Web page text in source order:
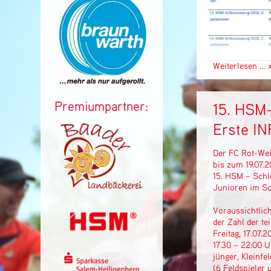
Der FC Rot-
bis zum
Weiterlesen …
15.
Erste
Der FC Rot-
bis zum
15. HSM –
Junioren im
der Zahl der
Freitag,
17.30 – 22:00
jünger,
(6 Feldspieler
Premiumpartner: